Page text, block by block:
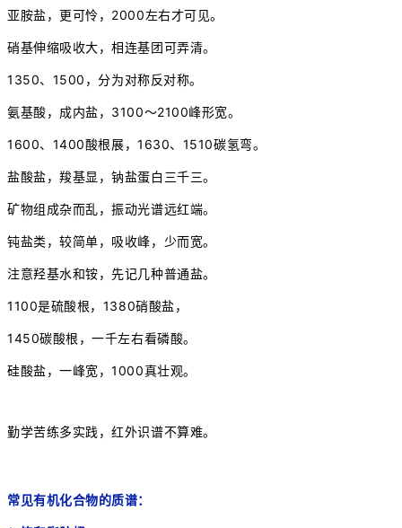
亚胺盐，更可怜，2000左右才可见。
硝基伸缩吸收大，相连基团可弄清。
1350、1500，分为对称反对称。
氨基酸，成内盐，3100～2100峰形宽。
1600、1400酸根展，1630、1510碳氢弯。
盐酸盐，羧基显，钠盐蛋白三千三。
矿物组成杂而乱，振动光谱远红端。
钝盐类，较简单，吸收峰，少而宽。
注意羟基水和铵，先记几种普通盐。
1100是硫酸根，1380硝酸盐，
1450碳酸根，一千左右看磷酸。
硅酸盐，一峰宽，1000真壮观。
勤学苦练多实践，红外识谱不算难。
常见有机化合物的质谱：